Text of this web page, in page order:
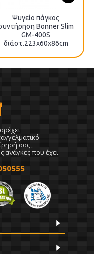
Ψυγείο πάγκος
Bonner Slim
GM-400S
διάστ.223x60x86cm
σας ,
ανάγκες που έχει